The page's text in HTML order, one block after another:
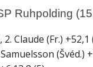
Ruhpolding
Claude (Fr.)
(Švéd.)